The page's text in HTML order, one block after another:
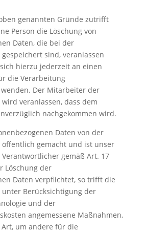
genannten Gründe zutrifft
Person die Löschung von
Daten, die bei der
gespeichert sind, veranlassen
hierzu jederzeit an einen
die Verarbeitung
Der Mitarbeiter der
wird veranlassen, dass dem
nachgekommen wird.
Daten von der
öffentlich gemacht und ist unser
gemäß Art. 17
Löschung der
Daten verpflichtet, so trifft die
unter Berücksichtigung der
und der
angemessene Maßnahmen,
um andere für die